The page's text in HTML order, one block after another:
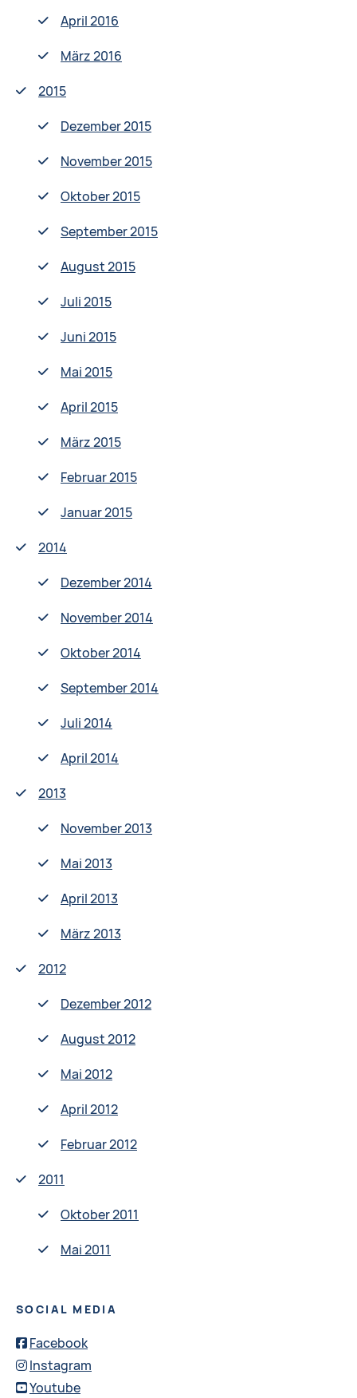
April 2016
März 2016
2015
Dezember 2015
November 2015
Oktober 2015
September 2015
August 2015
Juli 2015
Juni 2015
Mai 2015
April 2015
März 2015
Februar 2015
Januar 2015
2014
Dezember 2014
November 2014
Oktober 2014
September 2014
Juli 2014
April 2014
2013
November 2013
Mai 2013
April 2013
März 2013
2012
Dezember 2012
August 2012
Mai 2012
April 2012
Februar 2012
2011
Oktober 2011
Mai 2011
SOCIAL MEDIA
Facebook
Instagram
Youtube